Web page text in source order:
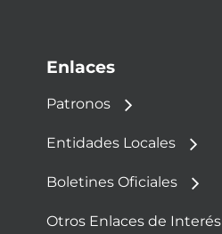
Enlaces
Patronos
Entidades Locales
Boletines Oficiales
Otros Enlaces de Interés